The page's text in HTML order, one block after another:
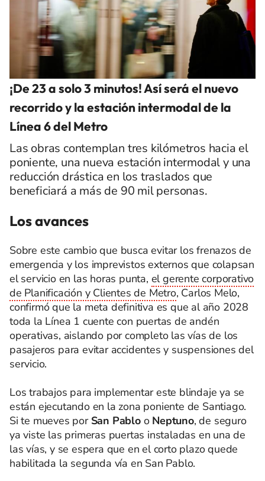
¡De 23 a solo 3 minutos! Así será el nuevo
recorrido y la estación intermodal de la
Línea 6 del Metro
Las obras contemplan tres kilómetros hacia el
poniente, una nueva estación intermodal y una
reducción drástica en los traslados que
beneficiará a más de 90 mil personas.
Los avances
Sobre este cambio que busca evitar los frenazos de
emergencia y los imprevistos externos que colapsan
el servicio en las horas punta, el gerente corporativo
de Planificación y Clientes de Metro, Carlos Melo,
confirmó que la meta definitiva es que al año 2028
toda la Línea 1 cuente con puertas de andén
operativas, aislando por completo las vías de los
pasajeros para evitar accidentes y suspensiones del
servicio.
Los trabajos para implementar este blindaje ya se
están ejecutando en la zona poniente de Santiago.
Si te mueves por San Pabloo Neptuno, de seguro
ya viste las primeras puertas instaladas en una de
las vías, y se espera que en el corto plazo quede
habilitada la segunda vía en San Pablo.